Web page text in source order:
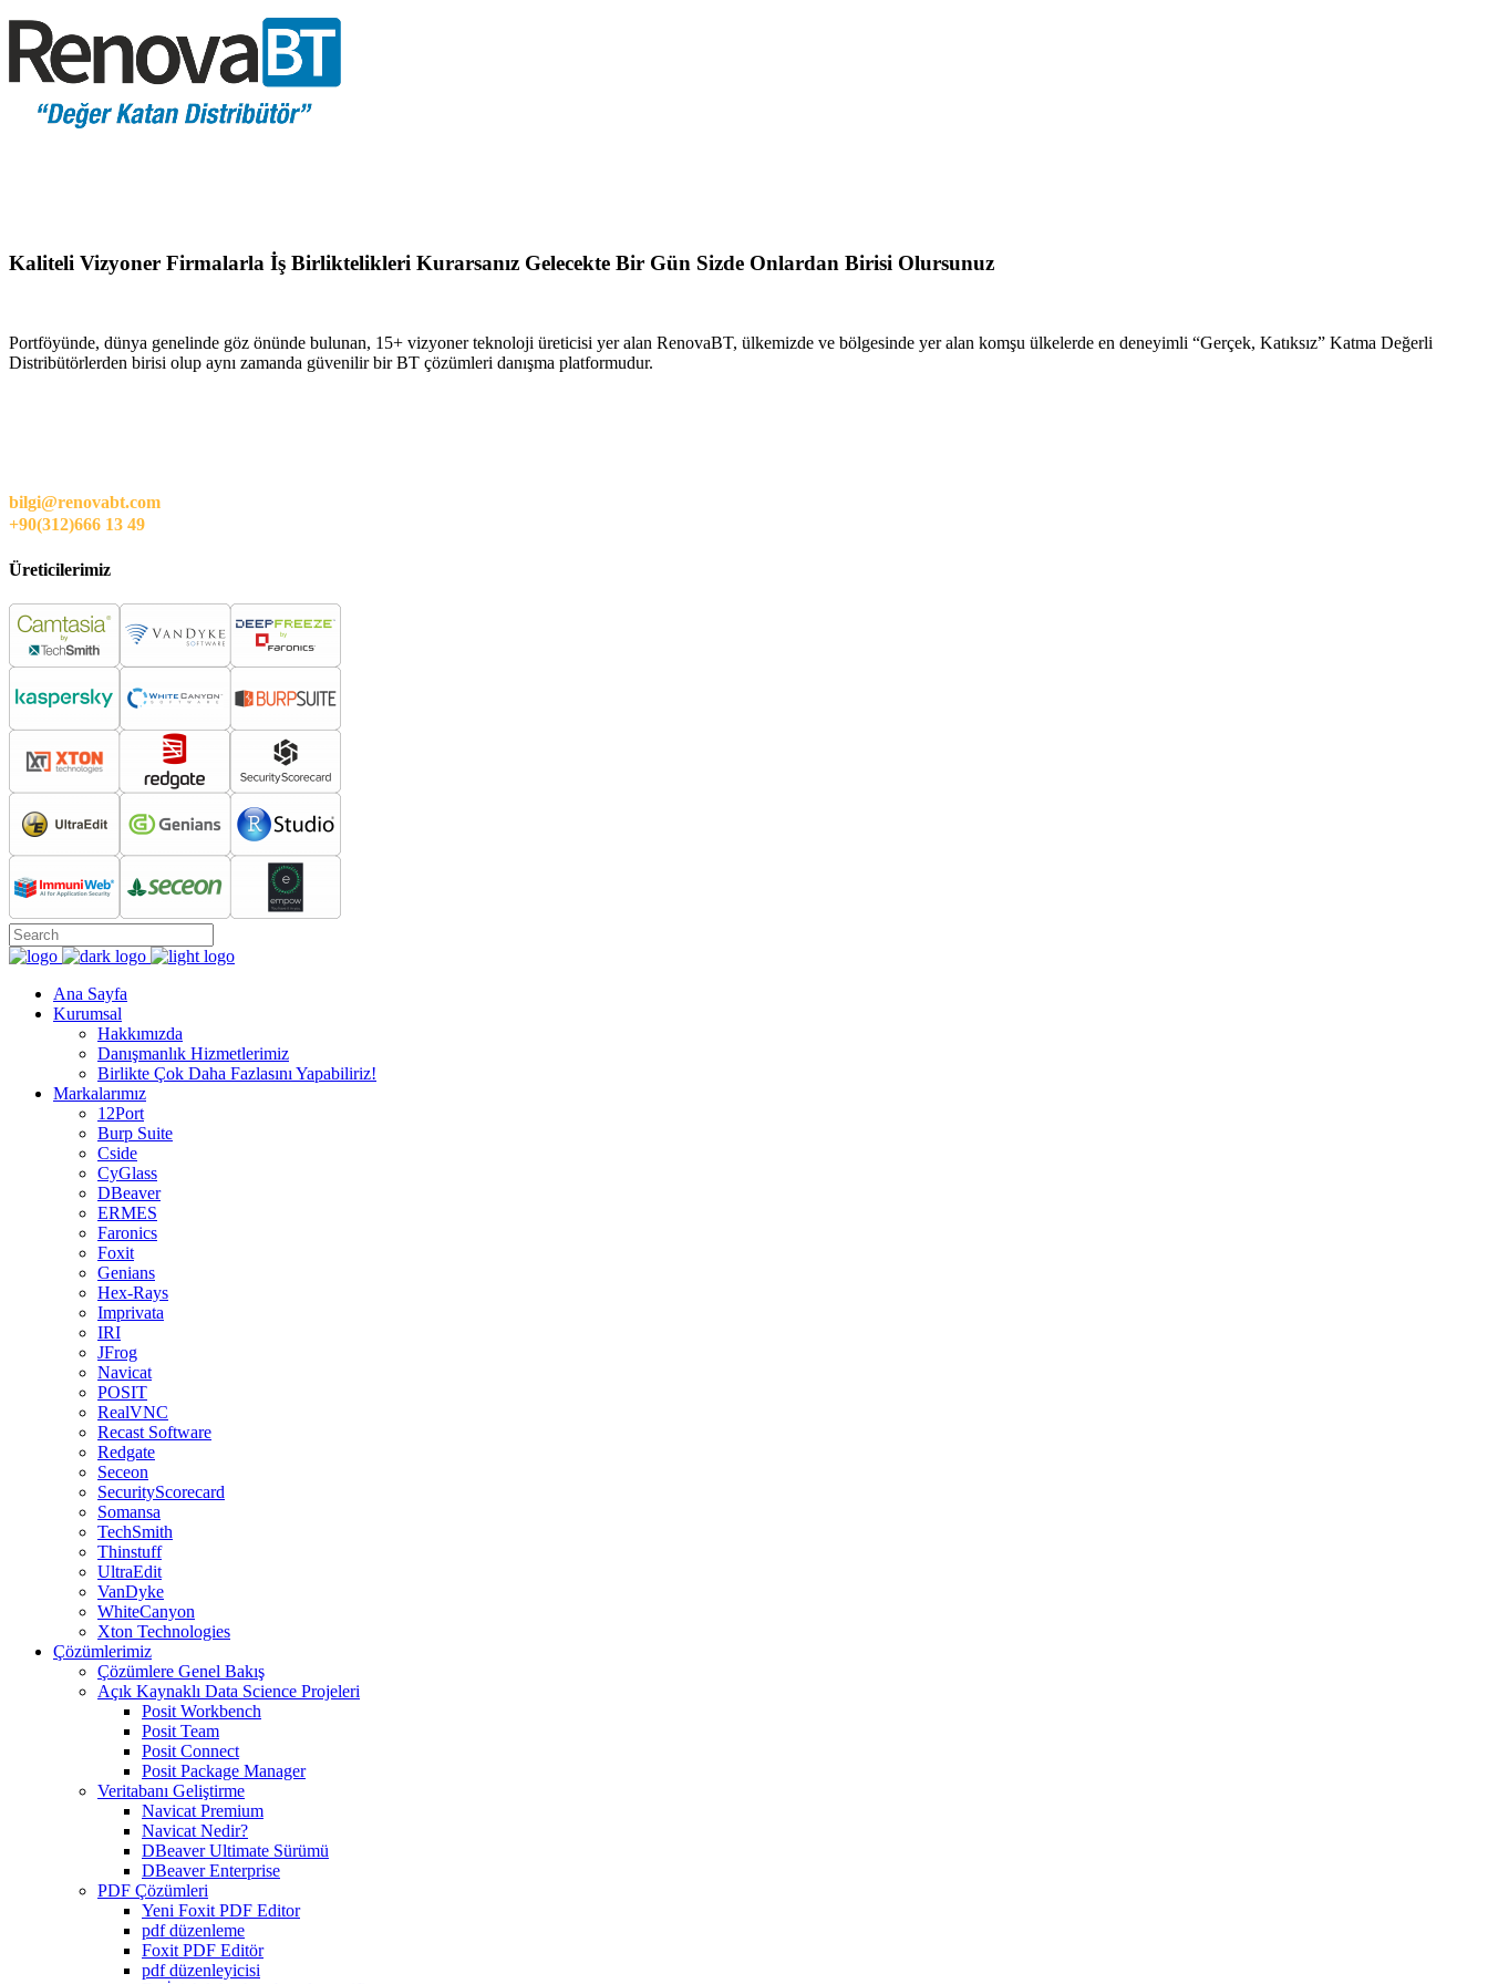
Kaliteli Vizyoner Firmalarla İş Birliktelikleri Kurarsanız Gelecekte Bir Gün Sizde Onlardan Birisi Olursunuz
Portföyünde, dünya genelinde göz önünde bulunan, 15+ vizyoner teknoloji üreticisi yer alan RenovaBT, ülkemizde ve bölgesinde yer alan komşu ülkelerde en deneyimli “Gerçek, Katıksız” Katma Değerli
Distribütörlerden birisi olup aynı zamanda güvenilir bir BT çözümleri danışma platformudur.
bilgi@renovabt.com
+90(312)666 13 49
Üreticilerimiz
Ana Sayfa
Kurumsal
Hakkımızda
Danışmanlık Hizmetlerimiz
Birlikte Çok Daha Fazlasını Yapabiliriz!
Markalarımız
12Port
Burp Suite
Cside
CyGlass
DBeaver
ERMES
Faronics
Foxit
Genians
Hex-Rays
Imprivata
IRI
JFrog
Navicat
POSIT
RealVNC
Recast Software
Redgate
Seceon
SecurityScorecard
Somansa
TechSmith
Thinstuff
UltraEdit
VanDyke
WhiteCanyon
Xton Technologies
Çözümlerimiz
Çözümlere Genel Bakış
Açık Kaynaklı Data Science Projeleri
Posit Workbench
Posit Team
Posit Connect
Posit Package Manager
Veritabanı Geliştirme
Navicat Premium
Navicat Nedir?
DBeaver Ultimate Sürümü
DBeaver Enterprise
PDF Çözümleri
Yeni Foxit PDF Editor
pdf düzenleme
Foxit PDF Editör
pdf düzenleyicisi